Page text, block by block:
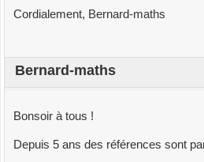
Cordialement, Bernard-maths
Bernard-maths
Bonsoir à tous !
Depuis 5 ans des références sont